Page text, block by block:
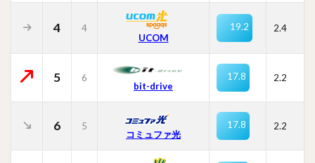
4
4
UCOM
19.2 2.4
5 6
bit-drive
17.8 2.2
6 5
コミュファ光
17.8 2.2